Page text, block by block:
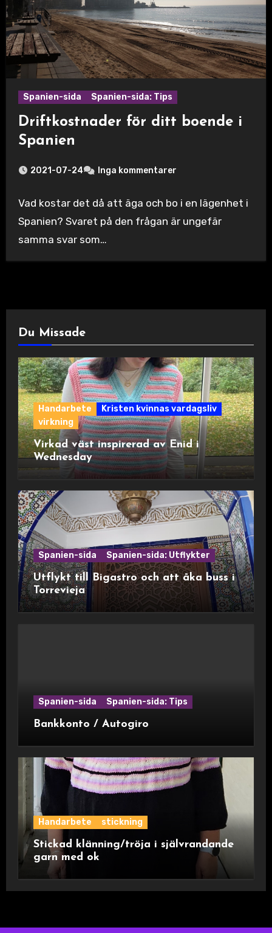
Spanien-sida Spanien-sida: Tips
Driftkostnader för ditt boende i
Spanien
2021-07-24 Inga kommentarer
Vad kostar det då att äga och bo i en lägenhet i
Spanien? Svaret på den frågan är ungefär
samma svar som…
Du Missade
Handarbete
Kristen kvinnas vardagsliv
virkning
Virkad väst inspirerad av Enid i
Wednesday
Spanien-sida Spanien-sida: Utflykter
Utflykt till Bigastro och att åka buss i
Torrevieja
Spanien-sida Spanien-sida: Tips
Bankkonto / Autogiro
Handarbete stickning
Stickad klänning/tröja i självrandande
garn med ok